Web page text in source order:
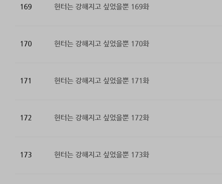
169 헌터는 강해지고 싶었을뿐 169화
170 헌터는 강해지고 싶었을뿐 170화
171 헌터는 강해지고 싶었을뿐 171화
172 헌터는 강해지고 싶었을뿐 172화
173 헌터는 강해지고 싶었을뿐 173화